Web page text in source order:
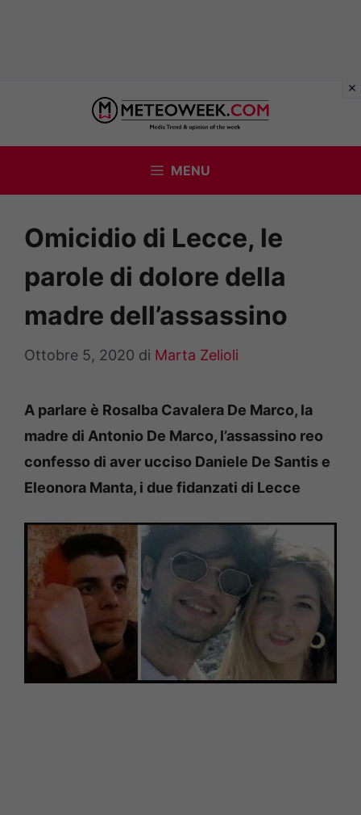
contenuto
MENU
Omicidio di Lecce, le
parole di dolore della
madre dell’assassino
Ottobre 5, 2020 di Marta Zelioli
A parlare è Rosalba Cavalera De Marco, la
madre di Antonio De Marco, l’assassino reo
confesso di aver ucciso Daniele De Santis e
Eleonora Manta, i due fidanzati di Lecce